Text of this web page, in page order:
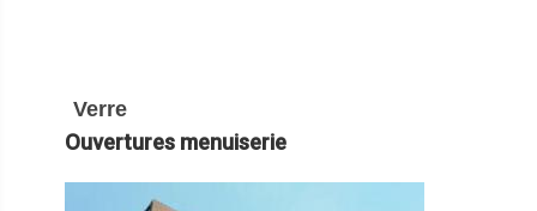
Verre
Ouvertures menuiserie